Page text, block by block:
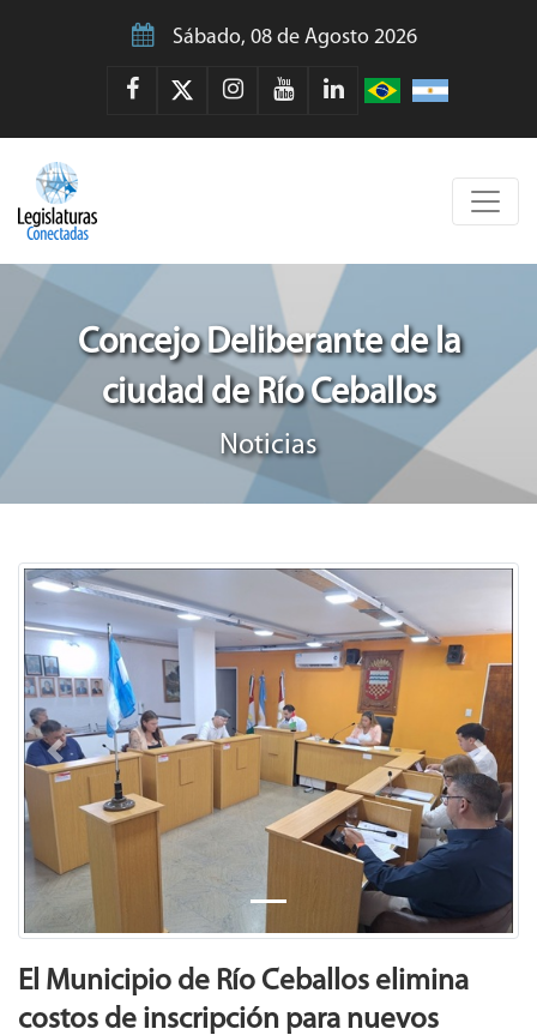
Sábado, 08 de Agosto 2026
Concejo Deliberante de la
ciudad de Río Ceballos
Noticias
Previous Next
El Municipio de Río Ceballos elimina
costos de inscripción para nuevos